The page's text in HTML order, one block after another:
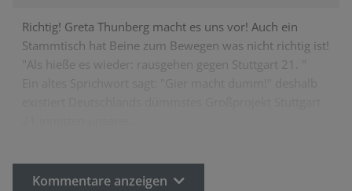
Richtig! Greta Thunberg macht es uns vor! Auch ein
Stammtisch hat Beine zum Bewegen was nicht richtig ist!
"Als hieße es wieder: rausgehen gegen Stuttgart 21. "
Kommentare anzeigen